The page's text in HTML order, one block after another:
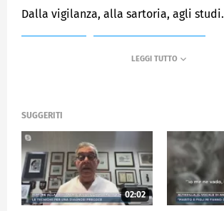
Dalla vigilanza, alla sartoria, agli studi.
SUGGERITI
02:02